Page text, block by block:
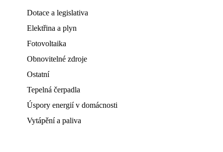
Dotace a legislativa
Elektřina a plyn
Fotovoltaika
Obnovitelné zdroje
Ostatní
Tepelná čerpadla
Úspory energií v domácnosti
Vytápění a paliva